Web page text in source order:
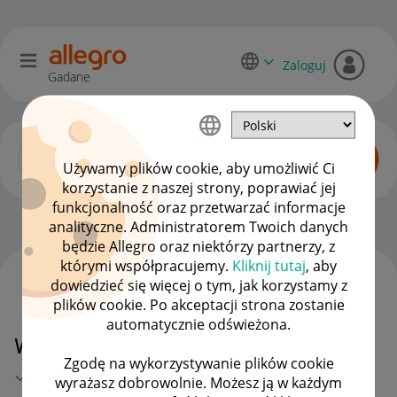
Używamy plików cookie, aby umożliwić Ci
korzystanie z naszej strony, poprawiać jej
funkcjonalność oraz przetwarzać informacje
analityczne. Administratorem Twoich danych
będzie Allegro oraz niektórzy partnerzy, z
którymi współpracujemy. Kliknij tutaj, aby
dowiedzieć się więcej o tym, jak korzystamy z
plików cookie. Po akceptacji strona zostanie
automatycznie odświeżona.
Zgodę na wykorzystywanie plików cookie
wyrażasz dobrowolnie. Możesz ją w każdym
Gadane
Zaloguj
Dyskusje kupujących OPCJE
Wniosek o rekompensatę
MAMY ROZWIĄZANIE!
WSZYSTKIE TEMATY